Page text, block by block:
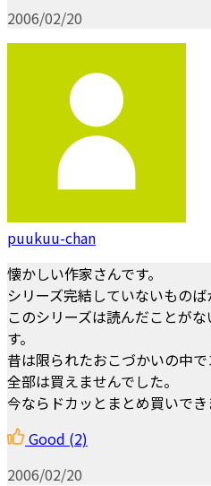
2006/02/20
puukuu-chan
懐かしい作家さんです。
シリーズ完結していないものば
このシリーズは読んだことが
す。
昔は限られたおこづかいの中
全部は買えませんでした。
今ならドカッとまとめ買いでき
Good (2)
2006/02/20